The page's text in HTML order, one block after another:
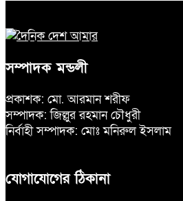
সম্পাদক মন্ডলী
প্রকাশক: মো. আরমান শরীফ
সম্পাদক: জিল্লুর রহমান চৌধুরী
নির্বাহী সম্পাদক: মোঃ মনিরুল ইসলাম
যোগাযোগের ঠিকানা